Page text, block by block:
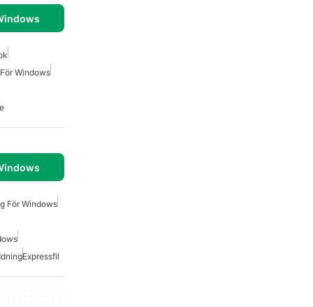
Windows
För Windows
Expressfil